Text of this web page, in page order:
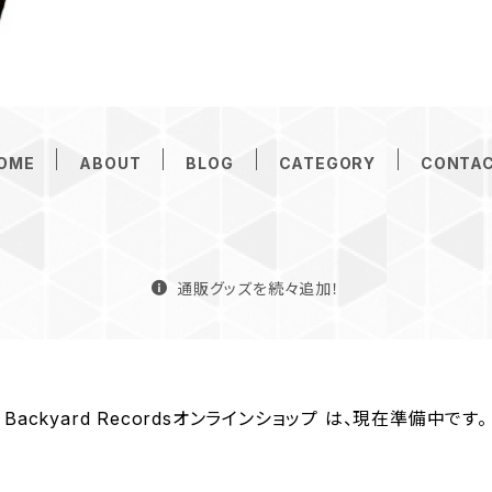
ABOUT BLOG CATEGORY
通販グッズを続々追加！
Backyard Recordsオンラインショップ は、現在準備中です。